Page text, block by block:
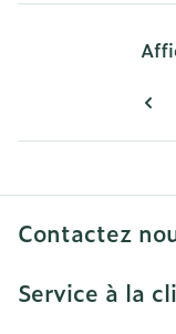
Contactez
Service à la